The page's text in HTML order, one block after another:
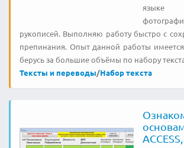
языке
рукописей. Выполняю работу быстро с
препинания. Опыт данной работы
берусь за большие объёмы по набору
Тексты и переводы/Набор текста
ACCESS,